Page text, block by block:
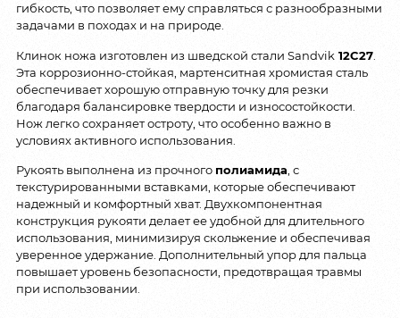
гибкость, что позволяет ему справляться с разнообразными
задачами в походах и на природе.
Клинок ножа изготовлен из шведской стали Sandvik 12C27
Эта коррозионно-стойкая, мартенситная хромистая сталь
обеспечивает хорошую отправную точку для резки
благодаря балансировке твердости и износостойкости.
Нож легко сохраняет остроту, что особенно важно в
условиях активного использования.
Рукоять выполнена из прочного полиамида , с
текстурированными вставками, которые обеспечивают
надежный и комфортный хват. Двухкомпонентная
конструкция рукояти делает ее удобной для длительного
использования, минимизируя скольжение и обеспечивая
уверенное удержание. Дополнительный упор для пальца
повышает уровень безопасности, предотвращая травмы
при использовании.